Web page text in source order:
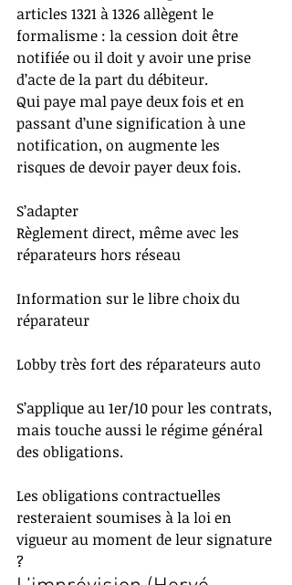
articles 1321 à 1326 allègent le
formalisme : la cession doit être
notifiée ou il doit y avoir une prise
d’acte de la part du débiteur.
Qui paye mal paye deux fois et en
passant d’une signification à une
notification, on augmente les
risques de devoir payer deux fois.
S’adapter
Règlement direct, même avec les
réparateurs hors réseau
Information sur le libre choix du
réparateur
Lobby très fort des réparateurs auto
S’applique au 1er/10 pour les contrats,
mais touche aussi le régime général
des obligations.
Les obligations contractuelles
resteraient soumises à la loi en
vigueur au moment de leur signature
?